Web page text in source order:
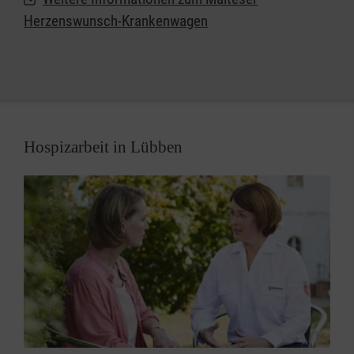
Sehen Sie auchhierunser Video zum
Herzenswunsch-Krankenwagen
Hospizarbeit in Lübben